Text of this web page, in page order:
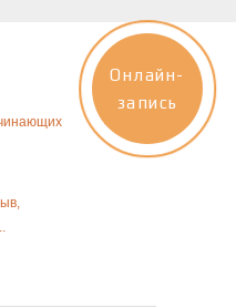
Онлайн-
запись